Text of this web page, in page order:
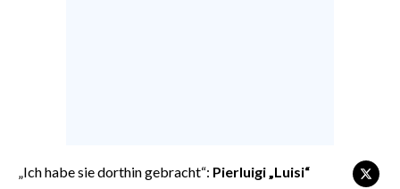
„Ich habe sie dorthin gebracht“: Pierluigi „Luisi“